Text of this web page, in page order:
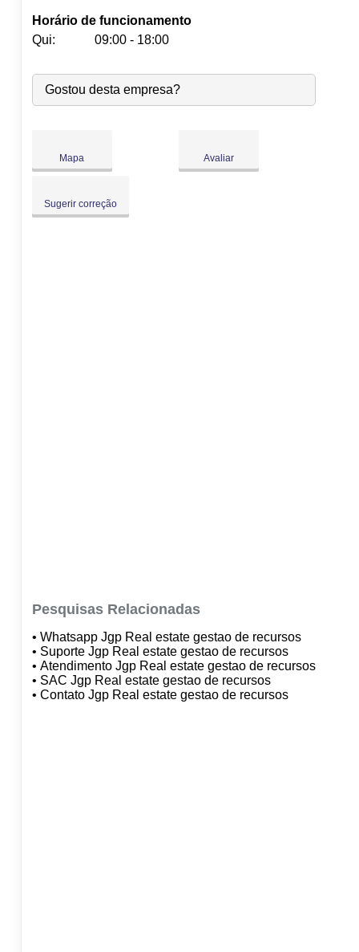
Horário de funcionamento
Qui:
09:00 - 18:00
Seg: 09:00-18:00
Ter:
09:00-18:00
Qua:
09:00-18:00
Sáb:
Fechado
Gostou desta empresa?
Mapa Avaliar
Sugerir correção
Pesquisas Relacionadas
• Whatsapp Jgp Real estate gestao de recursos
• Suporte Jgp Real estate gestao de recursos
• Atendimento Jgp Real estate gestao de recursos
• SAC Jgp Real estate gestao de recursos
• Contato Jgp Real estate gestao de recursos